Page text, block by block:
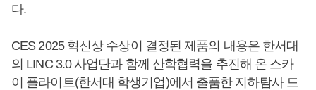
다.
CES 2025 혁신상 수상이 결정된 제품의 내용은 한서대
의 LINC 3.0 사업단과 함께 산학협력을 추진해 온 스카
이 플라이트(한서대 학생기업)에서 출품한 지하탐사 드